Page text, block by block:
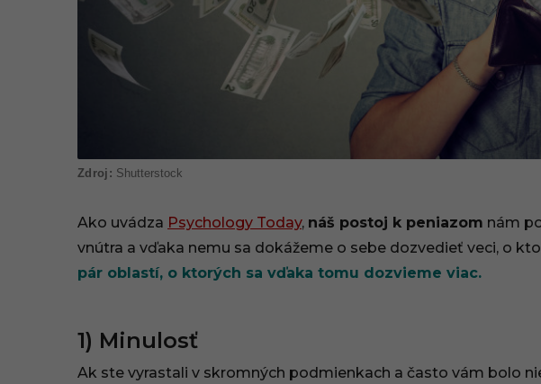
Shutterstock
Ako uvádza Psychology Today, náš postoj k peniazom nám
vnútra a vďaka nemu sa dokážeme o sebe dozvedieť veci, o
pár oblastí, o ktorých sa vďaka tomu dozvieme viac.
1) Minulosť
Ak ste vyrastali v skromných podmienkach a často vám bolo